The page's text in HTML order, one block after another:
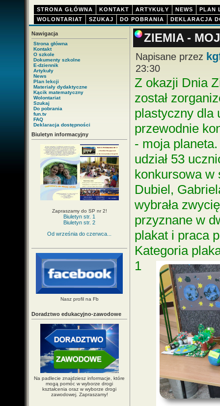
STRONA GŁÓWNA KONTAKT ARTYKUŁY NEWS
PLAN
WOLONTARIAT
SZUKAJ DO POBRANIA DEKLARACJA
Nawigacja
Strona główna
Kontakt
O szkole
Dokumenty szkolne
E-dziennik
Artykuły
News
Plan lekcji
Materiały dydaktyczne
Kącik matematyczny
Wolontariat
Szukaj
Do pobrania
fun.tv
FAQ
Deklaracja dostępności
Biuletyn informacyjny
Zapraszamy do SP nr 2!
Biuletyn str. 1
Biuletyn str. 2
Od września do czerwca...
Nasz profil na Fb
Doradztwo edukacyjno-zawodowe
Na padlecie znajdziesz informacje, które
mogą pomóc w wyborze drogi
kształcenia oraz w wyborze drogi
zawodowej. Zapraszamy!
ZIEMIA -
Napisane przez
23:30
Z okazji Dnia
został
plastyczny dla
przewodnie
- moja
udział 53
konkursowa w
Dubiel,
wybrała
przyznane w
plakat i praca
Kategoria
1